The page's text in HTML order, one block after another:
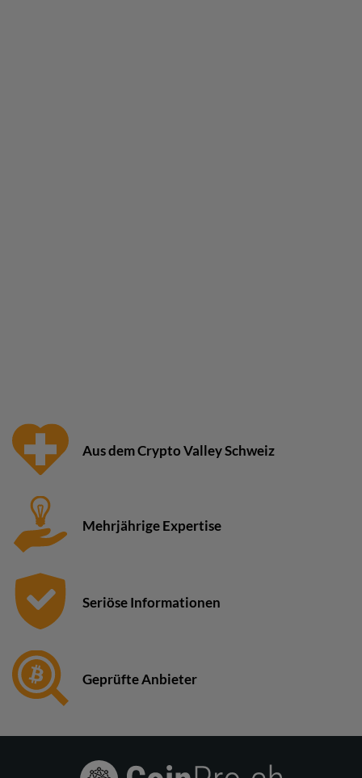
Aus dem Crypto Valley Schweiz
Mehrjährige Expertise
Seriöse Informationen
Geprüfte Anbieter